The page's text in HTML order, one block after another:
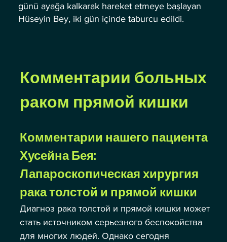
günü ayağa kalkarak hareket etmeye başlayan
Hüseyin Bey, iki gün içinde taburcu edildi.
Комментарии больных
раком прямой кишки
Комментарии нашего пациента
Хусейна Бея:
Лапароскопическая хирургия
рака толстой и прямой кишки
Диагноз рака толстой и прямой кишки может
стать источником серьезного беспокойства
для многих людей. Однако сегодня